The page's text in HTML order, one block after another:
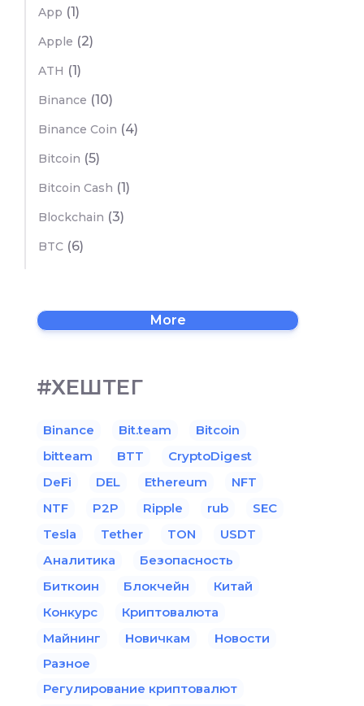
App (1)
Apple (2)
ATH (1)
Binance (10)
Binance Coin (4)
Bitcoin (5)
Bitcoin Cash (1)
Blockchain (3)
BTC (6)
More
#ХЕШТЕГ
Binance Bit.team
Bitcoin
bitteam
BTT
CryptoDigest
DeFi
DEL Ethereum
NFT
NTF
P2P Ripple rub
SEC
Tesla
Tether TON
USDT
Аналитика
Безопасность
Биткоин
Блокчейн
Китай
Конкурс
Криптовалюта
Майнинг
Новичкам
Новости
Разное
Регулирование криптовалют